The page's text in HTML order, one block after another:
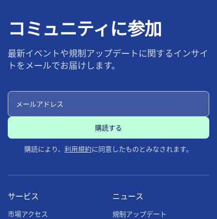
コミュニティに参加
最新イベントや規制アップデートに関するインサイ
トをメールでお届けします。
購読により、 利用規約に同意したものとみなされます。
ニュース
規制アップデート
サービス
市場アクセス